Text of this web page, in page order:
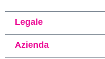
Legale
Azienda